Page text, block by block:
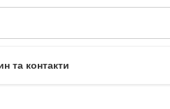
та контакти